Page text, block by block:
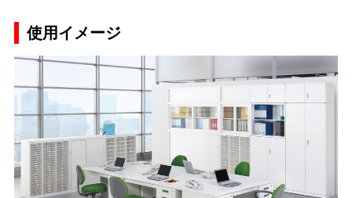
使用イメージ